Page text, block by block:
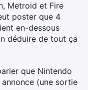
Metroid et Fire
poster que 4
en-dessous
déduire de tout ça
que Nintendo
(une sortie